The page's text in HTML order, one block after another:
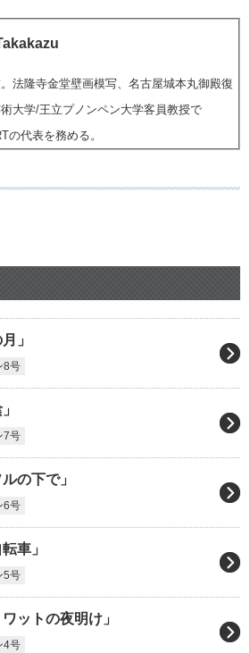
法隆寺金堂壁画模写、名古屋城本丸御殿復
大学/王立プノンペン大学客員教授で
の代表を務める。
」
8号
7号
の下で」
6号
車」
5号
ットの夜明け」
4号